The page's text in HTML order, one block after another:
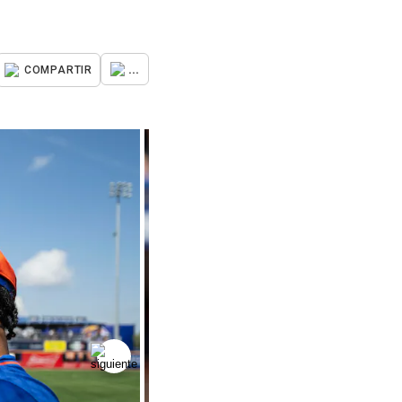
COMPARTIR ...